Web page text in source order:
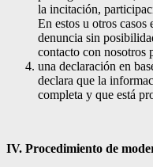
la incitación,
En estos u otros casos
denuncia sin
contacto con nosotros
una declaración en
declara que la
completa y que está
IV. Procedimiento de